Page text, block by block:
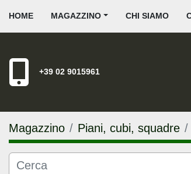
HOME MAGAZZINO CHI SIAMO
+39 02 9015961
Magazzino Piani, cubi, squadre